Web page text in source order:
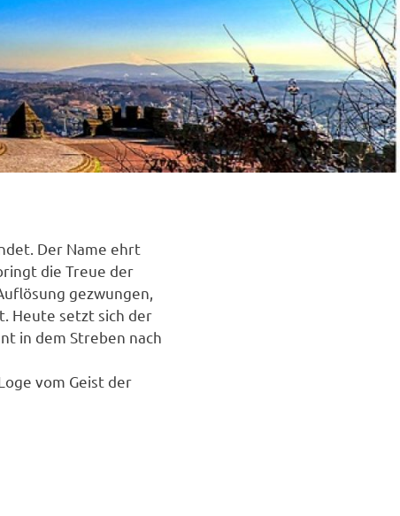
Der Name ehrt
die Treue der
gezwungen,
Heute setzt sich der
in dem Streben nach
vom Geist der